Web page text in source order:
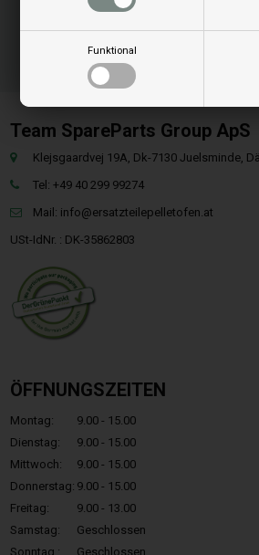
Funktional
Team SpareParts Group ApS
Klejsgaardvej 19A, Dk-7130 Juelsminde,
Tel: +49 40 299 99274
Mail: info@ersatzteilepelletofen.at
USt-IdNr. : DK-35862803
ÖFFNUNGSZEITEN
Montag:
9.00 - 15.00
Dienstag:
9.00 - 15.00
Mittwoch:
9.00 - 15.00
Donnerstag: 9.00 - 15.00
Freitag:
9.00 - 13.00
Samstag:
Geschlossen
Sonntag.:
Geschlossen